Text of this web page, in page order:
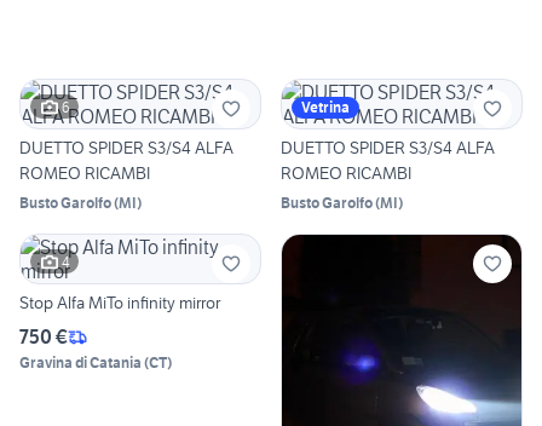
6
DUETTO SPIDER S3/S4 ALFA
ROMEO RICAMBI
Busto Garolfo(MI)
Vetrina
DUETTO SPIDER S3/S4 ALFA
ROMEO RICAMBI
Busto Garolfo(MI)
4
Stop Alfa MiTo infinity mirror
750 €
Gravina di Catania (CT)